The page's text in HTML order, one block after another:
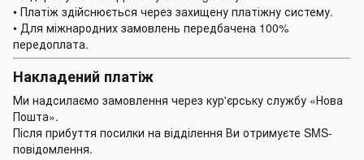
• Платіж здійснюється через захищену платіжну систему.
• Для міжнародних замовлень передбачена 100%
передоплата.
Накладений платіж
Ми надсилаємо замовлення через кур'єрську службу «Нова
Пошта».
Після прибуття посилки на відділення Ви отримуєте SMS-
повідомлення.